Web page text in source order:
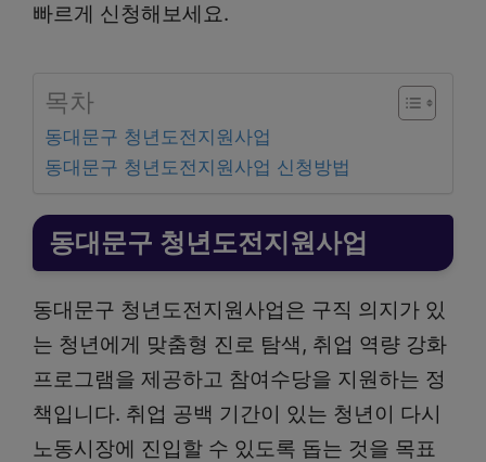
빠르게 신청해보세요.
목차
동대문구 청년도전지원사업
동대문구 청년도전지원사업 신청방법
동대문구 청년도전지원사업
동대문구 청년도전지원사업은 구직 의지가 있
는 청년에게 맞춤형 진로 탐색, 취업 역량 강화
프로그램을 제공하고 참여수당을 지원하는 정
책입니다. 취업 공백 기간이 있는 청년이 다시
노동시장에 진입할 수 있도록 돕는 것을 목표